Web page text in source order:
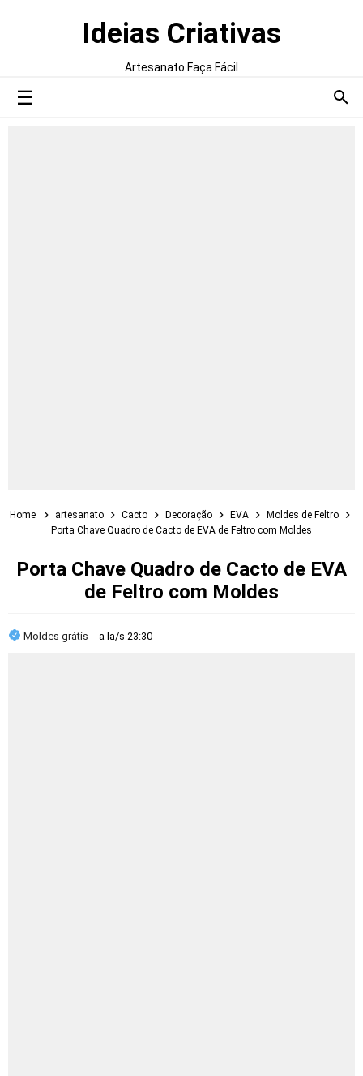
Ideias Criativas
Artesanato Faça Fácil
Home artesanato Cacto Decoração EVA
Moldes de Feltro
Porta Chave Quadro de Cacto de EVA de Feltro com Moldes
Porta Chave Quadro de Cacto de EVA
de Feltro com Moldes
Moldes grátis a la/s 23:30